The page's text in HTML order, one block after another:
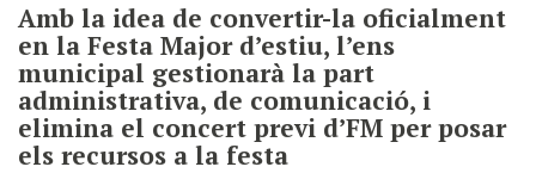
Amb la idea de convertir-la oficialment
en la Festa Major d’estiu, l’ens
municipal gestionarà la part
administrativa, de comunicació, i
elimina el concert previ d’FM per posar
els recursos a la festa